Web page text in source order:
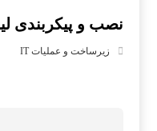
نصب و پیکربندی
زیرساخت و عملیات IT